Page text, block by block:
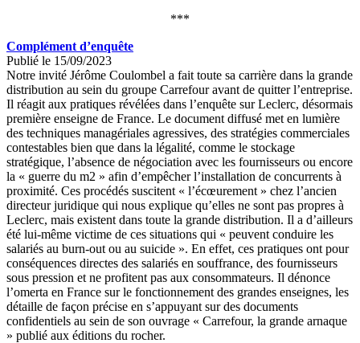
***
Complément d’enquête
Publié le 15/09/2023
Notre invité Jérôme Coulombel a fait toute sa carrière dans la grande
distribution au sein du groupe Carrefour avant de quitter l’entreprise.
Il réagit aux pratiques révélées dans l’enquête sur Leclerc, désormais
première enseigne de France. Le document diffusé met en lumière
des techniques managériales agressives, des stratégies commerciales
contestables bien que dans la légalité, comme le stockage
stratégique, l’absence de négociation avec les fournisseurs ou encore
la « guerre du m2 » afin d’empêcher l’installation de concurrents à
proximité. Ces procédés suscitent « l’écœurement » chez l’ancien
directeur juridique qui nous explique qu’elles ne sont pas propres à
Leclerc, mais existent dans toute la grande distribution. Il a d’ailleurs
été lui-même victime de ces situations qui « peuvent conduire les
salariés au burn-out ou au suicide ». En effet, ces pratiques ont pour
conséquences directes des salariés en souffrance, des fournisseurs
sous pression et ne profitent pas aux consommateurs. Il dénonce
l’omerta en France sur le fonctionnement des grandes enseignes, les
détaille de façon précise en s’appuyant sur des documents
confidentiels au sein de son ouvrage « Carrefour, la grande arnaque
» publié aux éditions du rocher.